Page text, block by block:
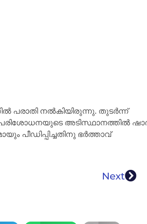
പരാതി നൽകിയിരുന്നു. തുടർന്ന്
അടിസ്ഥാനത്തിൽ
പീഡിപ്പിച്ചതിനു ഭർത്താവ്
Next